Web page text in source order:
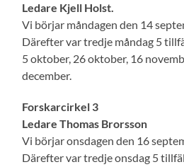
Ledare Kjell Holst.
Vi börjar måndagen den 14
Därefter var tredje måndag 5
5 oktober, 26 oktober, 16
december.
Forskarcirkel 3
Ledare Thomas Brorsson
Vi börjar onsdagen den 16
Därefter var tredje onsdag 5